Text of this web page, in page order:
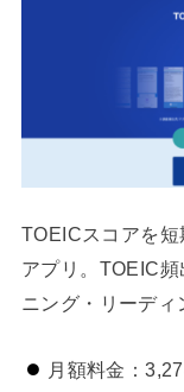
TOEICスコアを
アプリ。TOEIC
ニング・リーディ
月額料金：